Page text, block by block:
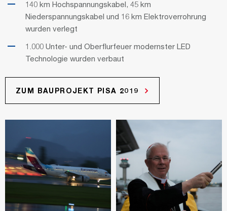
140 km Hochspannungskabel, 45 km
Niederspannungskabel und 16 km Elektroverrohrung
wurden verlegt
1.000 Unter- und Oberflurfeuer modernster LED
Technologie wurden verbaut
ZUM BAUPROJEKT PISA 2019